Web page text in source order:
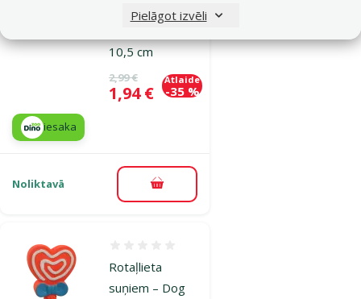
Pielāgot izvēli
Light Biscuit,
10,5 cm
Oriģinālā cena
2,99 €
Cena
1,94 €
Atlaide
-35 %
iesaka
Noliktavā Pievienot grozam
Rotaļlieta
suņiem – Dog